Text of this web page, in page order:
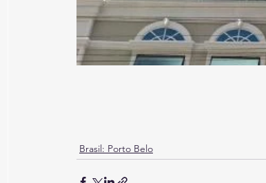
Brasil: Porto Belo